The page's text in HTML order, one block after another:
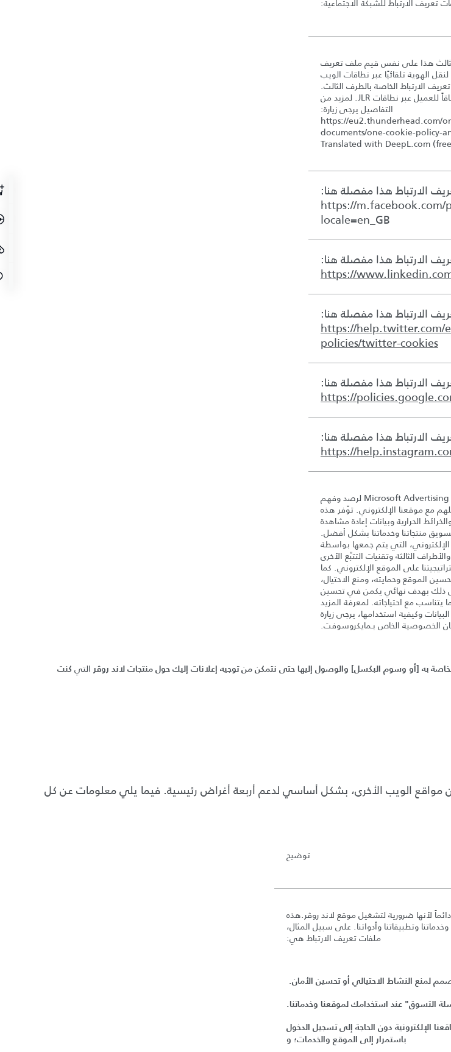
تعريف الارتباط للشبكة الاجتماعية:
هذا على نفس قيم ملف تعريف
الهوية تلقائيًا عبر نطاقات الويب
الارتباط الخاصة بالطرف الثالث.
وهذا يوفر فهماً أكثر سلاسة واتساقاً للعميل عبر نطاقات JLR. لمزيد من
التفاصيل يرجى زيارة:
https://eu2.thunderhead.com/
documents/one-cookie-policy-
Translated with DeepL.com
الارتباط هذا مفصلة هنا:
https://m.facebook.com/
locale=en_GB
الارتباط هذا مفصلة هنا:
https://
الارتباط هذا مفصلة هنا:
https://help.twitter.com/
policies/twitter-cookies
الارتباط هذا مفصلة هنا:
https://
الارتباط هذا مفصلة هنا:
https://
نستخدم Microsoft Clarity ومنصة Microsoft Advertising لرصد وفهم
مع موقعنا الإلكتروني. توّفر هذه
الحرارية وبيانات إعادة مشاهدة
منتجاتنا وخدماتنا بشكل أفضل.
التي يتم جمعها بواسطة
الثالثة وتقنيات التتبّع الأخرى
على الموقع الإلكتروني. كما
الموقع وحمايته، ومنع الاحتيال،
كل ذلك بهدف نهائي يكمن في تحسين
مع احتياجاته. لمعرفة المزيد
وكيفية استخدامها، يرجى زيارة
الخصوصية الخاص بـمايكروسوفت.
به أو وسوم البكسل والوصول إليها حتى نتمكن من توجيه إعلانات إليك حول منتجات لاند روڤر التي كنت
مواقع الويب الأخرى، بشكل أساسي لدعم أربعة أغراض رئيسية. فيما يلي معلومات عن كل
توضيح
لأنها ضرورية لتشغيل موقع لاند روڤر.هذه
وتطبيقاتنا وأدواتنا. على سبيل المثال،
ملفات تعريف الارتباط هي:
لمنع النشاط الاحتيالي أو تحسين الأمان.
التسوق" عند استخدامك لموقعنا وخدماتنا.
الإلكترونية دون الحاجة إلى تسجيل الدخول
باستمرار إلى الموقع والخدمات؛ و